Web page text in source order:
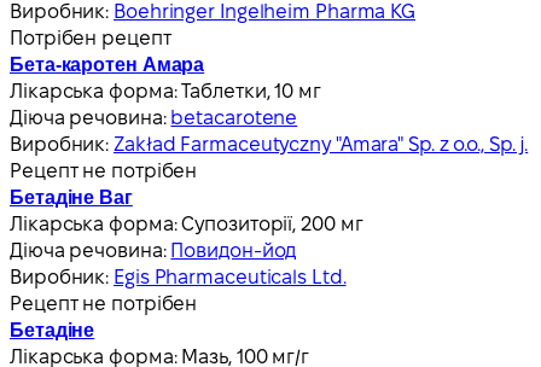
Виробник: Boehringer Ingelheim Pharma KG
Потрібен рецепт
Бета-каротен Амара
Лікарська форма:Таблетки, 10 мг
Діюча речовина: betacarotene
Виробник: Zakład Farmaceutyczny "Amara" Sp. z o.o., Sp. j.
Рецепт не потрібен
Бетадіне Ваг
Лікарська форма:Супозиторії, 200 мг
Діюча речовина: Повидон-йод
Виробник: Egis Pharmaceuticals Ltd.
Рецепт не потрібен
Бетадіне
Лікарська форма: Мазь, 100 мг/г